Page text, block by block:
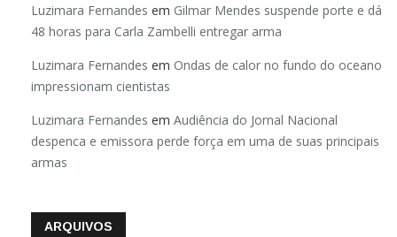
Luzimara Fernandes em Gilmar Mendes suspende porte e dá
48 horas para Carla Zambelli entregar arma
Luzimara Fernandes em Ondas de calor no fundo do oceano
impressionam cientistas
Luzimara Fernandes em Audiência do Jornal Nacional
despenca e emissora perde força em uma de suas principais
armas
ARQUIVOS